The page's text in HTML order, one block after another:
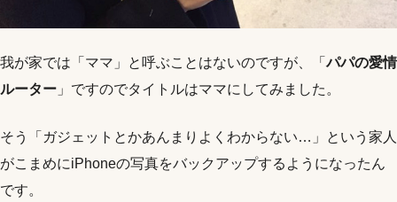
我が家では「ママ」と呼ぶことはないのですが、「パパの愛情
ルーター 」ですのでタイトルはママにしてみました。
そう「ガジェットとかあんまりよくわからない…」という家人
がこまめにiPhoneの写真をバックアップするようになったん
です。